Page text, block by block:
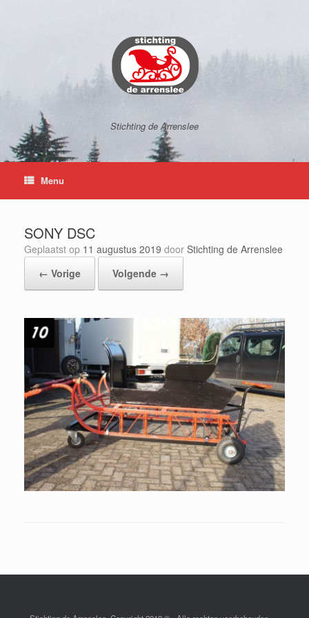
Stichting de Arrenslee
Menu
SONY DSC
Geplaatst op 11 augustus 2019 door Stichting de Arrenslee
← Vorige
Volgende →